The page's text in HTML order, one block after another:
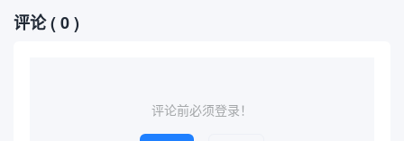
评论( 0 )
评论前必须登录！